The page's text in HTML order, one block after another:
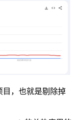
目，也就是剔除掉